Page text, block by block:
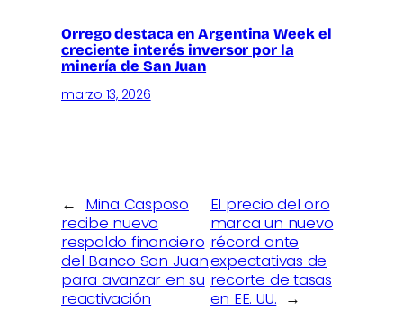
Orrego destaca en Argentina Week el
creciente interés inversor por la
minería de San Juan
marzo 13, 2026
← Mina Casposo
recibe nuevo
respaldo financiero
del Banco San Juan
para avanzar en su
reactivación
El precio del oro
marca un nuevo
récord ante
expectativas de
recorte de tasas
en EE. UU. →